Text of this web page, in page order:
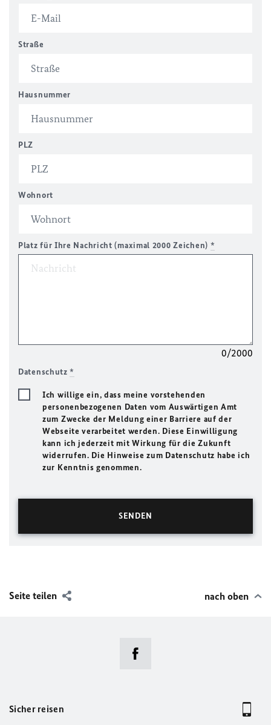
Straße
Hausnummer
PLZ
Wohnort
Platz für Ihre Nachricht (maximal 2000 Zeichen) *
0/2000
Datenschutz*
Ich willige ein, dass meine vorstehenden
personenbezogenen Daten vom Auswärtigen Amt
zum Zwecke der Meldung einer Barriere auf der
Webseite verarbeitet werden. Diese Einwilligung
kann ich jederzeit mit Wirkung für die Zukunft
widerrufen. Die Hinweise zum Datenschutz habe ich
zur Kenntnis genommen.
Seite teilen nach oben
Sicher reisen